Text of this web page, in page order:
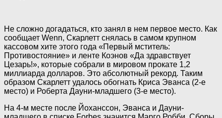
Не сложно догадаться, кто занял в нем первое место. Как
сообщает Wenn, Скарлетт снялась в самом крупном
кассовом хите этого года «Первый мститель:
Противостояние» и ленте Коэнов «Да здравствует
Цезарь!», которые собрали в мировом прокате 1,2
миллиарда долларов. Это абсолютный рекорд. Таким
образом Скарлетт удалось обогнать Криса Эванса (2-е
место) и Роберта Дауни-младшего (3-е место).
На 4-м месте после Йоханссон, Эванса и Дауни-